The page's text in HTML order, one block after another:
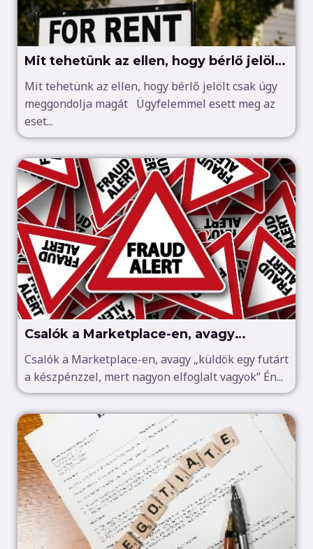
Mit tehetünk az ellen, hogy bérlő jelölt
csak úgy meggondolja magát
Mit tehetünk az ellen, hogy bérlő jelölt csak úgy
meggondolja magát Ügyfelemmel esett meg az
eset...
Csalók a Marketplace-en, avagy
„küldök egy futárt a készpénzzel, mert
nagyon elfoglalt vagyok
Csalók a Marketplace-en, avagy „küldök egy futárt
a készpénzzel, mert nagyon elfoglalt vagyok” Én...